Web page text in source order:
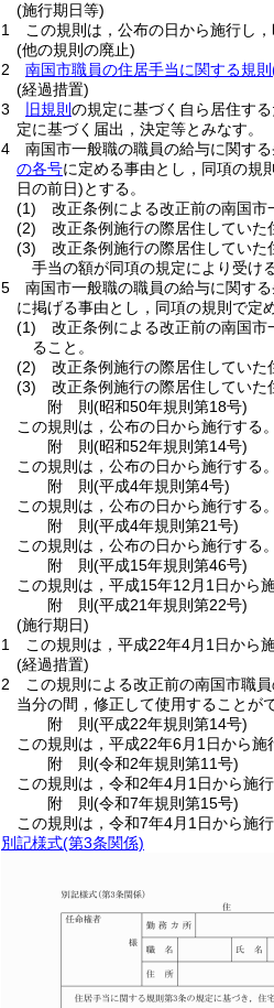
(施行期日等)
1
この規則は，公布の日から施行し
(他の規則の廃止)
2
南国市職員の住居手当に関する規則
(経過措置)
3
旧規則 の規定に基づく自ら居住す
定に基づく届出，決定等とみなす。
4
南国市一般職の職員の給与に関す
の各号に定める事由とし，同項の規
日の前日)とする。
(1)
改正条例による改正前の南国
(2)
改正条例施行の際居住していた
(3)
改正条例施行の際居住してい
手当の額が同項の規定により受け
5
南国市一般職の職員の給与に関す
に掲げる事由とし，同項の規則で定
(1)
改正条例による改正前の南国市
ること。
(2)
改正条例施行の際居住していた
(3)
改正条例施行の際居住していた
附 則(昭和50年規則第18号)
この規則は，公布の日から施行する。
附 則(昭和52年規則第14号)
この規則は，公布の日から施行する。
附 則(平成4年規則第4号)
この規則は，公布の日から施行する。
附 則(平成4年規則第21号)
この規則は，公布の日から施行する。
附 則(平成15年規則第46号)
この規則は，平成15年12月1日から施
附 則(平成21年規則第22号)
(施行期日)
1
この規則は，平成22年4月1日から施
(経過措置)
2
この規則による改正前の南国市職
当分の間，修正して使用することが
附 則(平成22年規則第14号)
この規則は，平成22年6月1日から施
附 則(令和2年規則第11号)
この規則は，令和2年4月1日から施行
附 則(令和7年規則第15号)
この規則は，令和7年4月1日から施行
別記様式(第3条関係)